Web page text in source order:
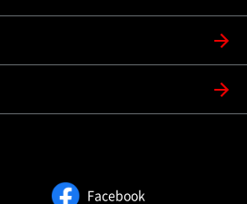
ウィンドウで開く）Facebook（別ウィンドウ